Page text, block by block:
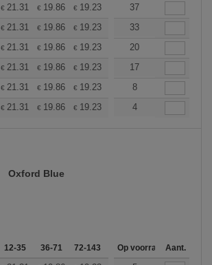
€ 21.31 € 19.86 € 19.23 18.27
37
€ 21.31 € 19.86 € 19.23 18.27
33
€ 21.31 € 19.86 € 19.23 18.27
20
€ 21.31 € 19.86 € 19.23 18.27
17
€ 21.31 € 19.86 € 19.23 18.27
8
€ 21.31 € 19.86 € 19.23 18.27
4
Oxford Blue
12-35 36-71 72-143 144-287 288 + Meer
Op voorraadAant.